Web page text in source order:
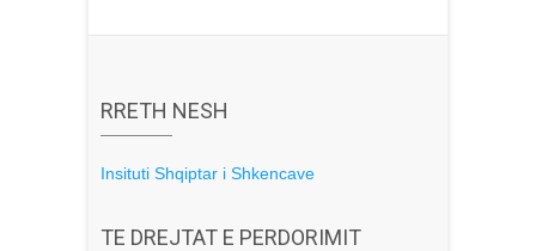
RRETH NESH
Insituti Shqiptar i Shkencave
TE DREJTAT E PERDORIMIT